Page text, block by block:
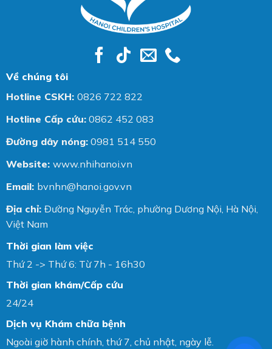
Về chúng tôi
Hotline CSKH: 0826 722 822
Hotline Cấp cứu: 0862 452 083
Đường dây nóng: 0981 514 550
Website: www.nhihanoi.vn
Email: bvnhn@hanoi.gov.vn
Địa chỉ: Đường Nguyễn Trác, phường Dương Nội, Hà Nội,
Việt Nam
Thời gian làm việc
Thứ 2 -> Thứ 6: Từ 7h - 16h30
Thời gian khám/Cấp cứu
24/24
Dịch vụ Khám chữa bệnh
Ngoài giờ hành chính, thứ 7, chủ nhật, ngày lễ.